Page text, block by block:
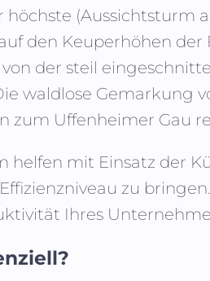
(Aussichtsturm
den Keuperhöhen
der steil
waldlose
zum Uffenheimer Gau
helfen mit Einsatz der
zu
Ihres